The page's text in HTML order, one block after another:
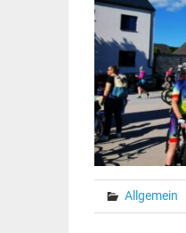
Allgemein